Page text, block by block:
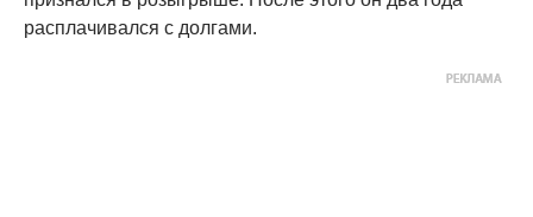
расплачивался с долгами.